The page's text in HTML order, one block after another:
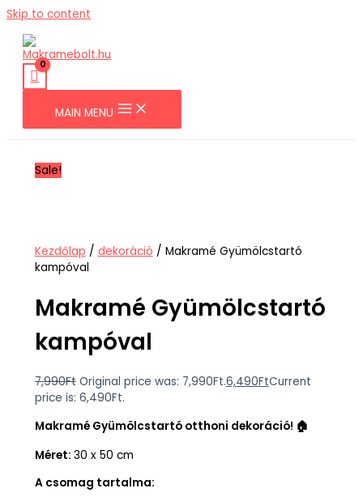
Skip to content
MAIN MENU
Sale!
Kezdőlap / dekoráció / Makramé Gyümölcstartó
kampóval
Makramé Gyümölcstartó
kampóval
7,990Ft Original price was: 7,990Ft.6,490FtCurrent
price is: 6,490Ft.
Makramé Gyümölcstartó otthoni dekoráció! 🏠
Méret: 30 x 50 cm
A csomag tartalma: